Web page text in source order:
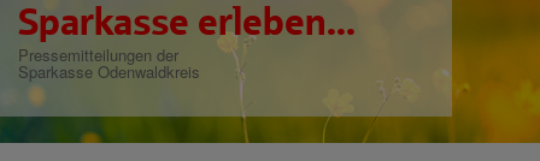
Sparkasse erleben...
Pressemitteilungen der
Sparkasse Odenwaldkreis